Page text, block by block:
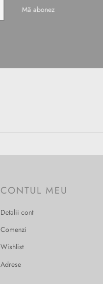
CONTUL MEU
Detalii cont
Comenzi
Wishlist
Adrese